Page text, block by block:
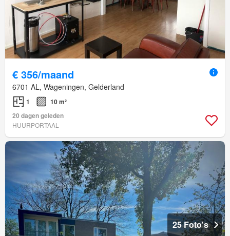
€ 356/maand
6701 AL, Wageningen, Gelderland
1
10 m²
20 dagen geleden
HUURPORTAAL
25 Foto's